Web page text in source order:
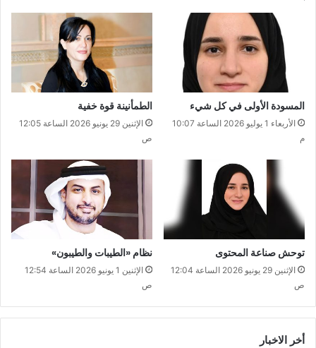
المسودة الأولى في كل شيء
الأربعاء 1 يوليو 2026 الساعة 10:07
م
الطمأنينة قوة خفية
الإثنين 29 يونيو 2026 الساعة 12:05
ص
توحش صناعة المحتوى
الإثنين 29 يونيو 2026 الساعة 12:04
ص
نظام «الطيبات والطيبون»
الإثنين 1 يونيو 2026 الساعة 12:54
ص
أخر الاخبار